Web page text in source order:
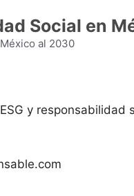
Social en
al 2030
y responsabilidad